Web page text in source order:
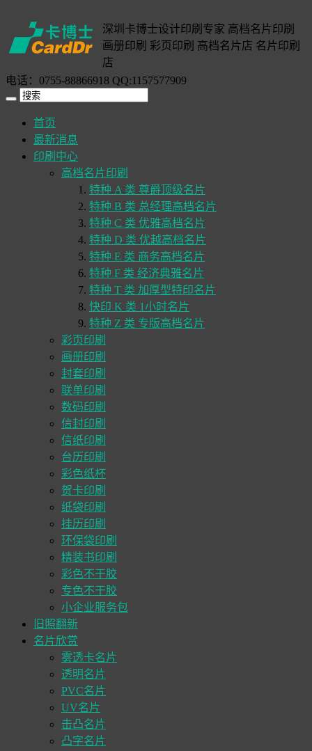
深圳卡博士设计印刷专家 高档名片印刷
画册印刷 彩页印刷 高档名片店 名片印刷
店
电话：0755-88866918 QQ:1157577909
首页
最新消息
印刷中心
高档名片印刷
特种 A 类 尊爵顶级名片
特种 B 类 总经理高档名片
特种 C 类 优雅高档名片
特种 D 类 优越高档名片
特种 E 类 商务高档名片
特种 F 类 经济典雅名片
特种 T 类 加厚型特印名片
快印 K 类 1小时名片
特种 Z 类 专版高档名片
彩页印刷
画册印刷
封套印刷
联单印刷
数码印刷
信封印刷
信纸印刷
台历印刷
彩色纸杯
贺卡印刷
纸袋印刷
挂历印刷
环保袋印刷
精装书印刷
彩色不干胶
专色不干胶
小企业服务包
旧照翻新
名片欣赏
雾透卡名片
透明名片
PVC名片
UV名片
击凸名片
凸字名片